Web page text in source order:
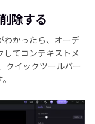
除する
わかったら、オーデ
してコンテキストメ
クイックツールバー